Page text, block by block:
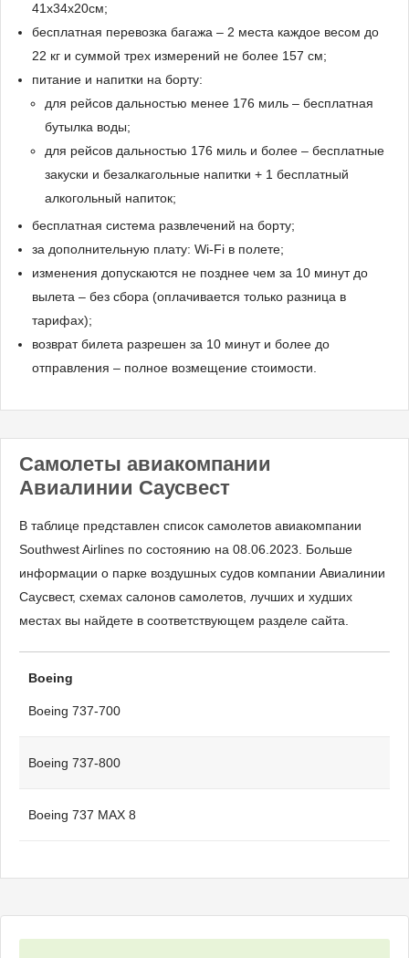
41x34х20см;
бесплатная перевозка багажа – 2 места каждое весом до
22 кг и суммой трех измерений не более 157 см;
питание и напитки на борту:
для рейсов дальностью менее 176 миль – бесплатная
бутылка воды;
для рейсов дальностью 176 миль и более – бесплатные
закуски и безалкагольные напитки + 1 бесплатный
алкогольный напиток;
бесплатная система развлечений на борту;
за дополнительную плату: Wi-Fi в полете;
изменения допускаются не позднее чем за 10 минут до
вылета – без сбора (оплачивается только разница в
тарифах);
возврат билета разрешен за 10 минут и более до
отправления – полное возмещение стоимости.
Самолеты авиакомпании
Авиалинии Саусвест
В таблице представлен список самолетов авиакомпании
Southwest Airlines по состоянию на 08.06.2023. Больше
информации о парке воздушных судов компании Авиалинии
Саусвест, схемах салонов самолетов, лучших и худших
местах вы найдете в соответствующем разделе сайта.
Boeing
Boeing 737-700
Boeing 737-800
Boeing 737 MAX 8